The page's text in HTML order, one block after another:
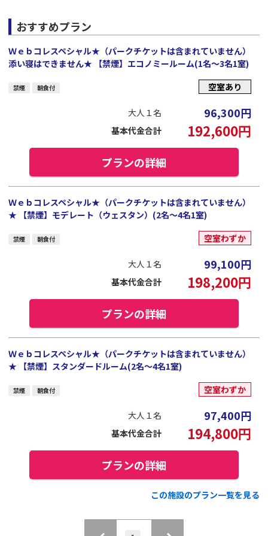
おすすめプラン
Ｗｅｂコレスペシャル★（パークチケットは含まれていません）
添い寝はできません★ 【禁煙】エコノミールーム(1名～3名1室)
禁煙 朝食付 空室あり
大人１名 96,300円
基本代金合計 192,600円
プランの詳細
Ｗｅｂコレスペシャル★（パークチケットは含まれていません）
★ 【禁煙】モデレート（ウェスタン）(2名～4名1室)
禁煙 朝食付 空室わずか
大人１名 99,100円
基本代金合計 198,200円
プランの詳細
Ｗｅｂコレスペシャル★（パークチケットは含まれていません）
★ 【禁煙】スタンダードルーム(2名～4名1室)
禁煙 朝食付 空室わずか
大人１名 97,400円
基本代金合計 194,800円
プランの詳細
この施設のプラン一覧を見る